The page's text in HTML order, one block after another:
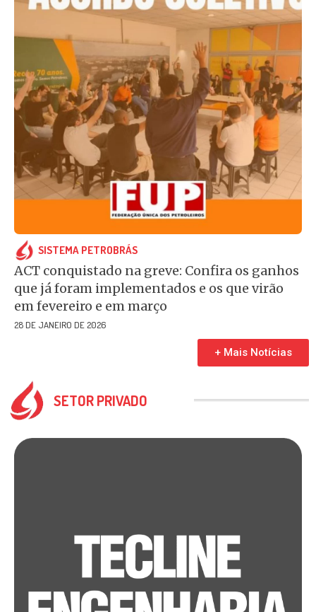
SISTEMA PETROBRÁS
ACT conquistado na greve: Confira os ganhos
que já foram implementados e os que virão
em fevereiro e em março
28 DE JANEIRO DE 2026
+ Mais Notícias
SETOR PRIVADO